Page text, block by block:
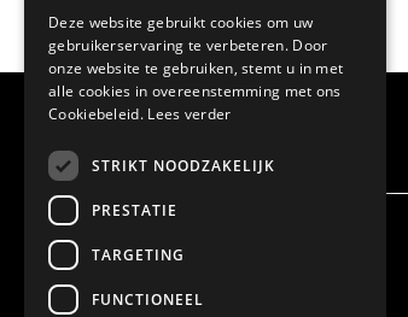
Deze website gebruikt cookies om uw
gebruikerservaring te verbeteren. Door
onze website te gebruiken, stemt u in met
alle cookies in overeenstemming met ons
Cookiebeleid. Lees verder
STRIKT NOODZAKELIJK
PRESTATIE
TARGETING
FUNCTIONEEL